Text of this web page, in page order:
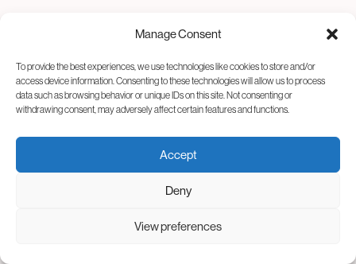
Manage Consent
To provide the best experiences, we use technologies like cookies to store and/or
access device information. Consenting to these technologies will allow us to process
data such as browsing behavior or unique IDs on this site. Not consenting or
withdrawing consent, may adversely affect certain features and functions.
Accept
Deny
View preferences